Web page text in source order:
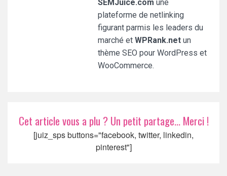
SEMJuice.com une
plateforme de netlinking
figurant parmis les leaders du
marché et WPRank.net un
thème SEO pour WordPress et
WooCommerce.
Cet article vous a plu ? Un petit partage... Merci !
[juiz_sps buttons="facebook, twitter, linkedin,
pinterest"]